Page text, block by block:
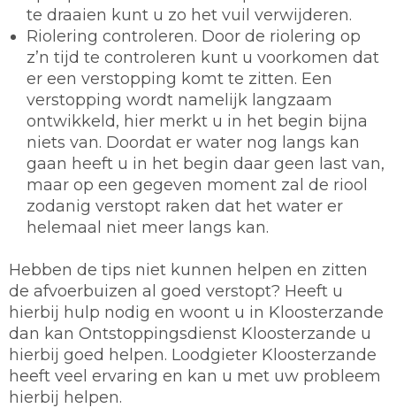
te draaien kunt u zo het vuil verwijderen.
Riolering controleren. Door de riolering op
z’n tijd te controleren kunt u voorkomen dat
er een verstopping komt te zitten. Een
verstopping wordt namelijk langzaam
ontwikkeld, hier merkt u in het begin bijna
niets van. Doordat er water nog langs kan
gaan heeft u in het begin daar geen last van,
maar op een gegeven moment zal de riool
zodanig verstopt raken dat het water er
helemaal niet meer langs kan.
Hebben de tips niet kunnen helpen en zitten
de afvoerbuizen al goed verstopt? Heeft u
hierbij hulp nodig en woont u in Kloosterzande
dan kan Ontstoppingsdienst Kloosterzande u
hierbij goed helpen. Loodgieter Kloosterzande
heeft veel ervaring en kan u met uw probleem
hierbij helpen.